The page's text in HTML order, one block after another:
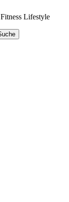
Lifestyle